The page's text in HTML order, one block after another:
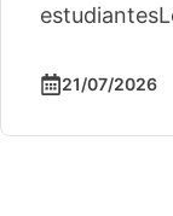
estudiantes
21/07/2026